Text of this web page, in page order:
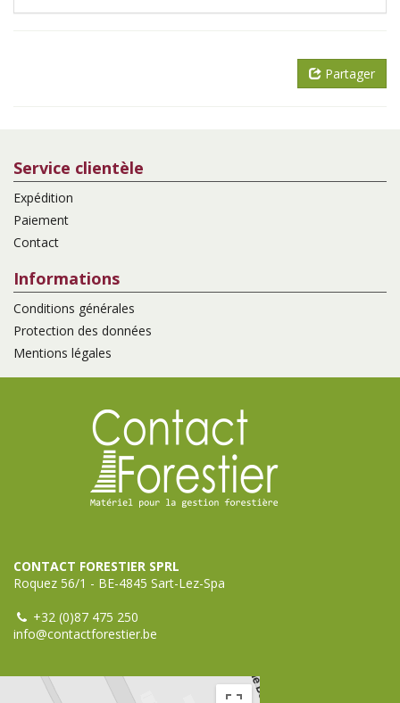
Partager
Service clientèle
Expédition
Paiement
Contact
Informations
Conditions générales
Protection des données
Mentions légales
CONTACT FORESTIER SPRL
Roquez 56/1 - BE-4845 Sart-Lez-Spa
+32 (0)87 475 250
info@contactforestier.be